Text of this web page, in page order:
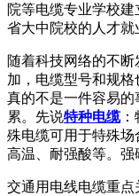
院等电缆专业学校
省大中院校的人才就
随着科技网络的不
加，电缆型号和规
真的不是一件容易
累。先说特种电缆：
殊电缆可用于特殊
高温、耐强酸等。
交通用电线电缆重